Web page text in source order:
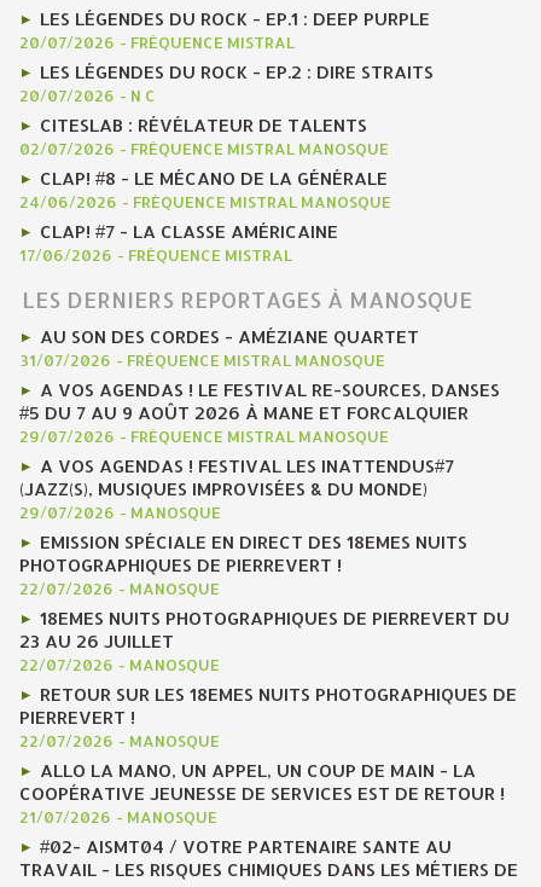
LES LÉGENDES DU ROCK - EP.1 : DEEP PURPLE
20/07/2026 - FRÉQUENCE MISTRAL
LES LÉGENDES DU ROCK - EP.2 : DIRE STRAITS
20/07/2026 - N C
CITESLAB : RÉVÉLATEUR DE TALENTS
02/07/2026 - FRÉQUENCE MISTRAL MANOSQUE
CLAP! #8 - LE MÉCANO DE LA GÉNÉRALE
24/06/2026 - FRÉQUENCE MISTRAL MANOSQUE
CLAP! #7 - LA CLASSE AMÉRICAINE
17/06/2026 - FRÉQUENCE MISTRAL
LES DERNIERS REPORTAGES À MANOSQUE
AU SON DES CORDES - AMÉZIANE QUARTET
31/07/2026 - FRÉQUENCE MISTRAL MANOSQUE
A VOS AGENDAS ! LE FESTIVAL RE-SOURCES, DANSES
#5 DU 7 AU 9 AOÛT 2026 À MANE ET FORCALQUIER
29/07/2026 - FRÉQUENCE MISTRAL MANOSQUE
A VOS AGENDAS ! FESTIVAL LES INATTENDUS#7
(JAZZ(S), MUSIQUES IMPROVISÉES & DU MONDE)
29/07/2026 - MANOSQUE
EMISSION SPÉCIALE EN DIRECT DES 18EMES NUITS
PHOTOGRAPHIQUES DE PIERREVERT !
22/07/2026 - MANOSQUE
18EMES NUITS PHOTOGRAPHIQUES DE PIERREVERT DU
23 AU 26 JUILLET
22/07/2026 - MANOSQUE
RETOUR SUR LES 18EMES NUITS PHOTOGRAPHIQUES DE
PIERREVERT !
22/07/2026 - MANOSQUE
ALLO LA MANO, UN APPEL, UN COUP DE MAIN - LA
COOPÉRATIVE JEUNESSE DE SERVICES EST DE RETOUR !
21/07/2026 - MANOSQUE
#02- AISMT04 / VOTRE PARTENAIRE SANTE AU
TRAVAIL - LES RISQUES CHIMIQUES DANS LES MÉTIERS DE